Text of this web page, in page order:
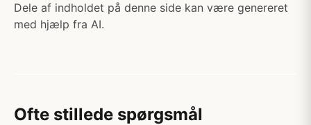
Dele af indholdet på denne side kan være genereret
med hjælp fra AI.
Ofte stillede spørgsmål